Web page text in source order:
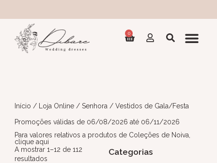
0
Início / Loja Online / Senhora / Vestidos de Gala/Festa
Promoções válidas de 06/08/2026 até 06/11/2026
Para valores relativos a produtos de Coleções de Noiva,
clique aqui
Categorias
A mostrar 1–12 de 112
resultados